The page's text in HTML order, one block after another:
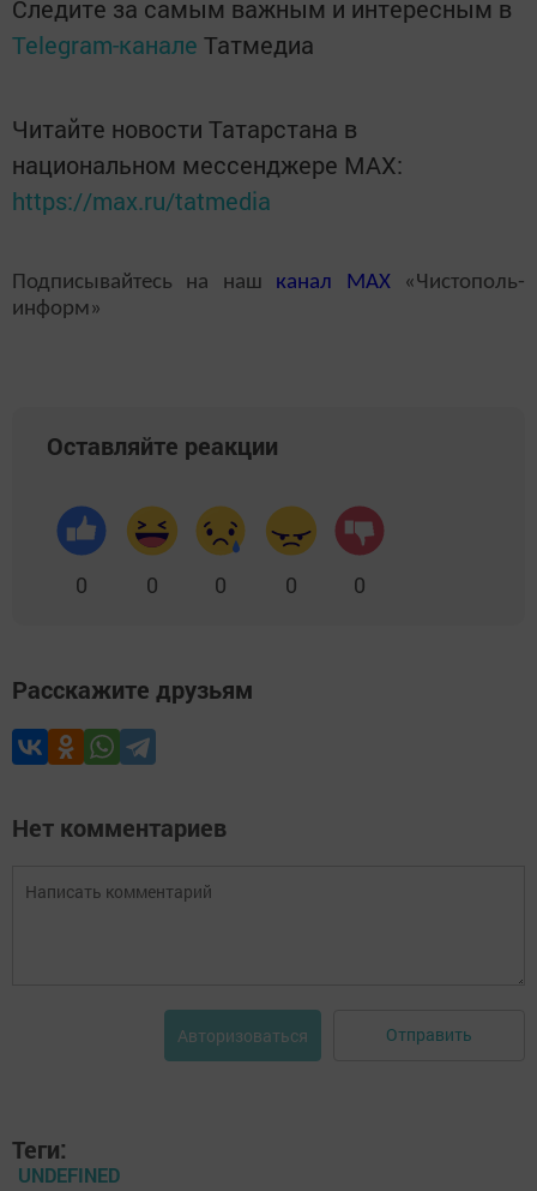
Следите за самым важным и интересным в
Telegram-канале Татмедиа
Читайте новости Татарстана в
национальном мессенджере MАХ:
https://max.ru/tatmedia
Подписывайтесь на наш канал MAX«Чистополь-
информ»
Оставляйте реакции
0 0 0 0 0
Расскажите друзьям
Нет комментариев
Авторизоваться Отправить
Теги:
UNDEFINED